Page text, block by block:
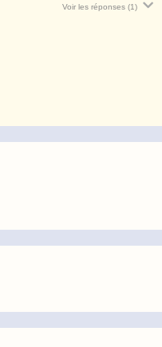
Voir les réponses (1)